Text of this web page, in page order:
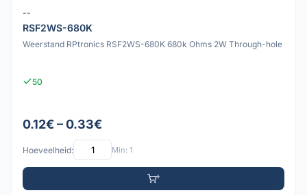
--
RSF2WS-680K
Weerstand RPtronics RSF2WS-680K 680k Ohms 2W Through-hole
50
0.12€ – 0.33€
Hoeveelheid: Min: 1